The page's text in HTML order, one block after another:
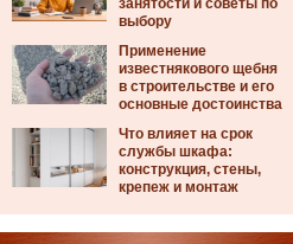
занятости и советы по
выбору
Применение
известнякового щебня
в строительстве и его
основные достоинства
Что влияет на срок
службы шкафа:
конструкция, стены,
крепеж и монтаж